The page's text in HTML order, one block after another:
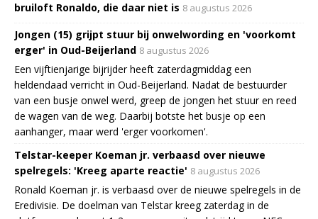
bruiloft Ronaldo, die daar niet is 8 augustus 2026
Jongen (15) grijpt stuur bij onwelwording en 'voorkomt
erger' in Oud-Beijerland 8 augustus 2026
Een vijftienjarige bijrijder heeft zaterdagmiddag een
heldendaad verricht in Oud-Beijerland. Nadat de bestuurder
van een busje onwel werd, greep de jongen het stuur en reed
de wagen van de weg. Daarbij botste het busje op een
aanhanger, maar werd 'erger voorkomen'.
Telstar-keeper Koeman jr. verbaasd over nieuwe
spelregels: 'Kreeg aparte reactie' 8 augustus 2026
Ronald Koeman jr. is verbaasd over de nieuwe spelregels in de
Eredivisie. De doelman van Telstar kreeg zaterdag in de